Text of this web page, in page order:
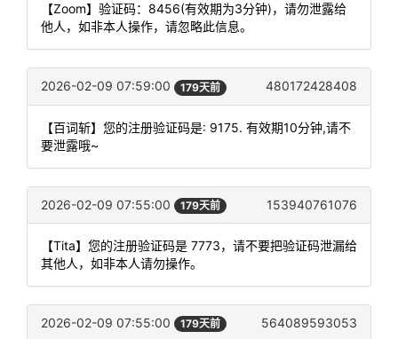
【Zoom】验证码：8456(有效期为3分钟)，请勿泄露给
他人，如非本人操作，请忽略此信息。
2026-02-09 07:59:00 179天前 480172428408
【百词斩】您的注册验证码是: 9175. 有效期10分钟,请不
要泄露哦~
2026-02-09 07:55:00 179天前 153940761076
【Tita】您的注册验证码是 7773，请不要把验证码泄漏给
其他人，如非本人请勿操作。
2026-02-09 07:55:00 179天前 564089593053